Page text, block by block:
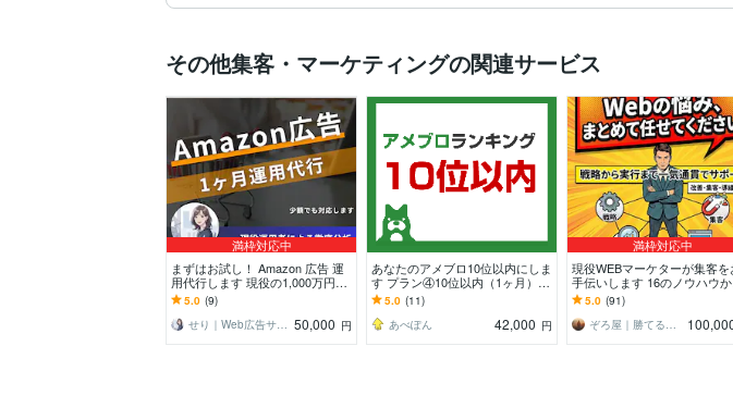
その他集客・マーケティングの関連サービス
満枠対応中
まずはお試し！ Amazon 広告 運
用代行します 現役の1,000万円運
用者があなたの商品の魅力を伝え
ます！
5.0 (9)
せり｜Web広告サポート・運用相談 50,000 円
あなたのアメブロ10位以内にしま
す プラン④10位以内（1ヶ月）定
期購入
5.0 (11)
あべぽん
42,000 円
満枠対応中
現役WEBマーケターが集客を
手伝いします 16のノウハウか
御社に合った方法と戦略を進
呈！！
5.0 (91)
ぞろ屋｜勝てるホームページ作成会社